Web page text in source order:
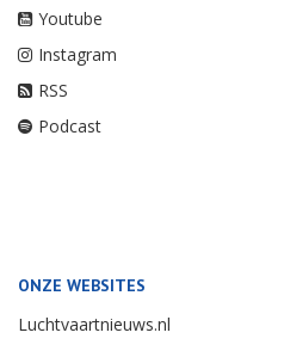
Youtube
Instagram
RSS
Podcast
ONZE WEBSITES
Luchtvaartnieuws.nl